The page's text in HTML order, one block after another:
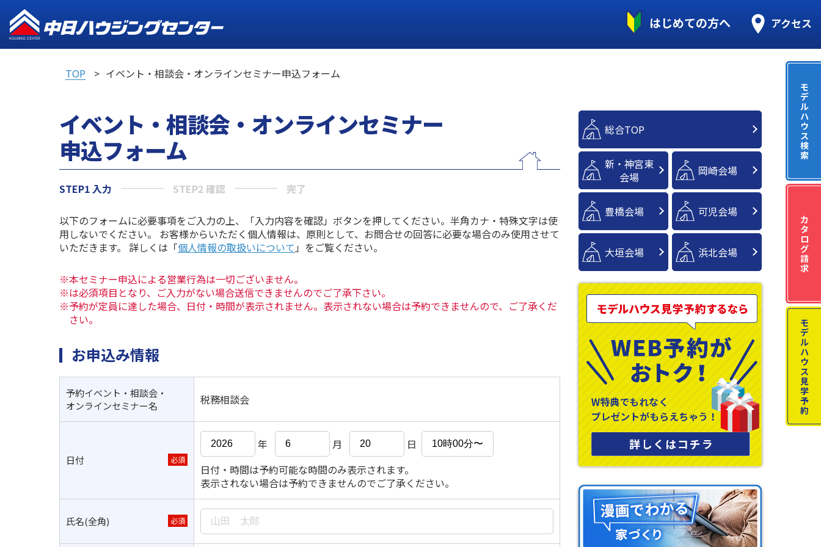
はじめての方へ アクセス
TOP イベント・相談会・オンラインセミナー申込フォーム
イベント・相談会・オンラインセミナー
申込フォーム
STEP1 入力 STEP2 確認 完了
以下のフォームに必要事項をご入力の上、「入力内容を確認」ボタンを押してください。半角カナ・特殊文字は使
用しないでください。 お客様からいただく個人情報は、原則として、お問合せの回答に必要な場合のみ使用させて
いただきます。 詳しくは「個人情報の取扱いについて 」をご覧ください。
※本セミナー申込による営業行為は一切ございません。
※は必須項目となり、ご入力がない場合送信できませんのでご了承下さい。
※予約が定員に達した場合、日付・時間が表示されません。表示されない場合は予約できませんので、ご了承くだ
さい。
お申込み情報
予約イベント・相談会・
オンラインセミナー名
税務相談会
日付 必須
年 月
日
日付・時間は予約可能な時間のみ表示されます。
表示されない場合は予約できませんのでご了承ください。
氏名(全角) 必須
総合TOP
新・神宮東
会場
岡崎会場
豊橋会場 可児会場
大垣会場 浜北会場
モ
デ
ル
ハ
ウ
ス
検
索
カ
タ
ロ
グ
請
求
モ
デ
ル
ハ
ウ
ス
見
学
予
約